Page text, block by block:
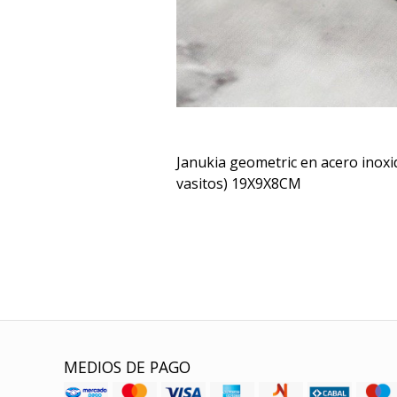
Janukia geometric en acero
vasitos) 19X9X8CM
MEDIOS DE PAGO